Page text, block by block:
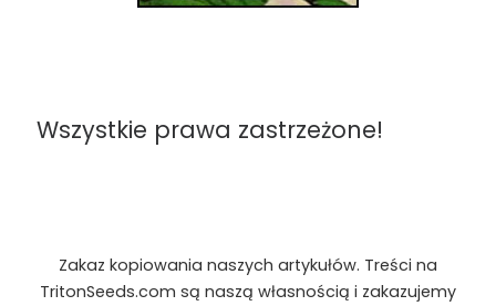
Wszystkie prawa zastrzeżone!
Zakaz kopiowania naszych artykułów. Treści na
TritonSeeds.com są naszą własnością i zakazujemy